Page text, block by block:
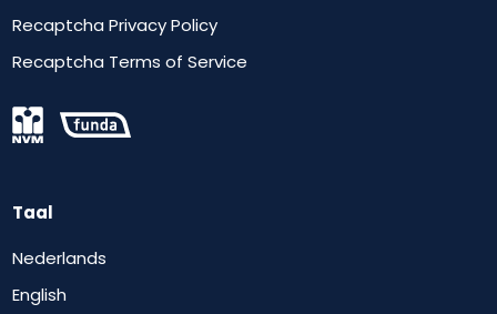
Recaptcha Privacy Policy
Recaptcha Terms of Service
Taal
Nederlands
English